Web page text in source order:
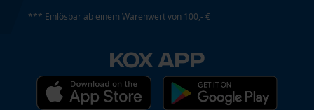
Pflegehinweise
trage diese als Oberjacke bei der Waldarbeit.
beschrieben etwas dehnbar. Mit einer
Funktionsunterwäsche und einen zweiten
Oberteil trug ich die Jacke als oberste Lage. Bei
*** Einlösbar ab einem Warenwert von 100,- €
KOX APP
Econda Analytics
Mouseflow Web Analytics Tool